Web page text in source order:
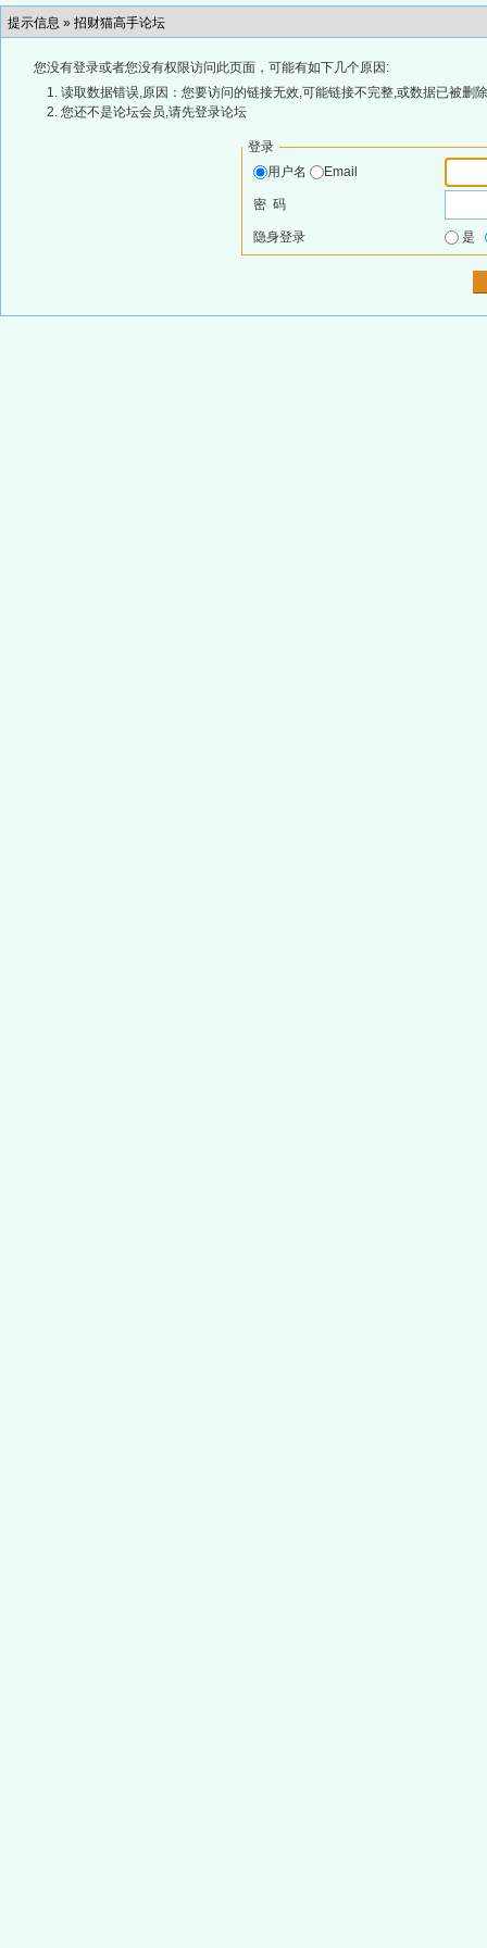
提示信息 » 招财猫高手论坛
您没有登录或者您没有权限访问此页面，可能有如下几个原因:
读取数据错误,原因：您要访问的链接无效,可能链接不完整,或数据已被删
您还不是论坛会员,请先登录论坛
登录
用户名
Email
密 码
隐身登录 是